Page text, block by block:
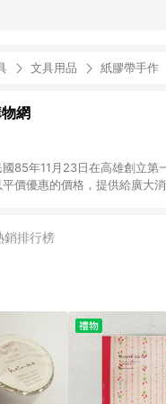
文具用品 紙膠帶手作
網
85年11月23日在高雄創立
價優惠的價格，提供給廣大
送。 (2) 門市訂單、門市取
銷排行榜